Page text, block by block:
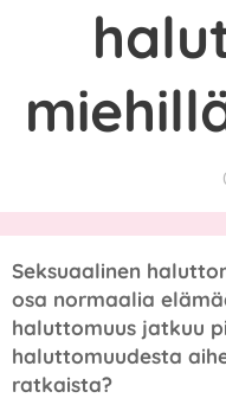
Seksuaalinen
osa normaalia
haluttomuus jatkuu
haluttomuudesta
ratkaista?